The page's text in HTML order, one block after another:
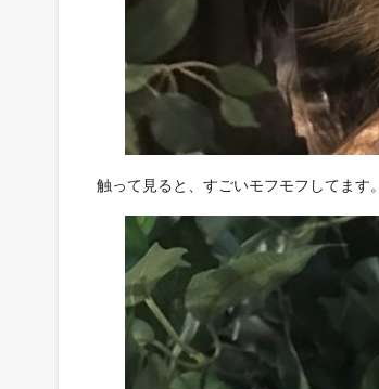
触って見ると、すごいモフモフしてます。